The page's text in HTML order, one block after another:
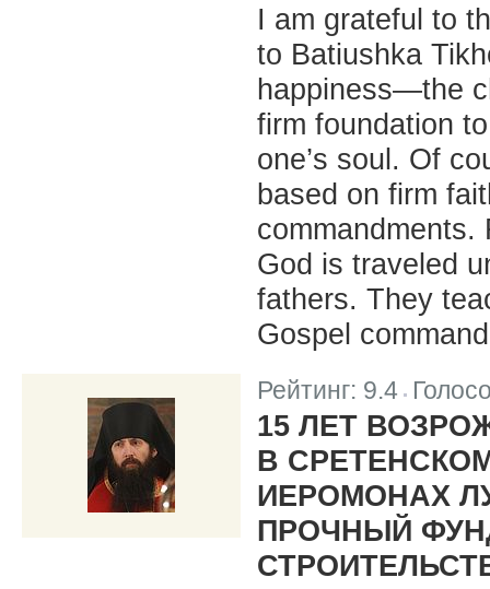
I am grateful to
to Batiushka
happiness—the
firm foundation
one’s soul. Of
based on firm
God is traveled
fathers. They
Gospel
Рейтинг: 9.4 |
15 ЛЕТ
В
ИЕРОМОНАХ
ПРОЧНЫЙ